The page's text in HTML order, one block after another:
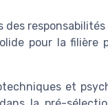
des
pour la filière
et